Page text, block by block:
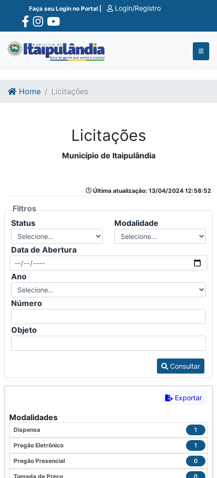
Ir para o conte�do
Ir para o fim do conte�do
Faça seu Login no Portal | Login/Registro
Home Licitações
Licitações
Município de Itaipulândia
Última atualização: 13/04/2024 12:58:52
Filtros
Status
Modalidade
Data de Abertura
Ano
Número
Objeto
Consultar
Exportar
Modalidades
Dispensa 1
Pregão Eletrônico 1
Pregão Presencial 0
Tomada de Preço 0